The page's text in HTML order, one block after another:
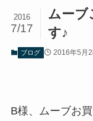
ムーブ
す♪
2016
7/17
ブログ 2016年5月
B様、ムーブお